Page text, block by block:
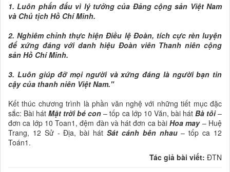
1. Luôn phấn đấu vì lý tưởng của Đảng cộng sản Việt Nam
và Chủ tịch Hồ Chí Minh.
2. Nghiêm chỉnh thực hiện Điều lệ Đoàn, tích cực rèn luyện
để xứng đáng với danh hiệu Đoàn viên Thanh niên cộng
sản Hồ Chí Minh.
3. Luôn giúp đỡ mọi người và xứng đáng là người bạn tin
cậy của thanh niên Việt Nam."
Kết thúc chương trình là phần văn nghệ với những tiết mục đặc
sắc: Bài hátMặt trời bé con – tốp ca lớp 10 Văn, bài hát Bà tôi–
đơn ca lớp 10 Toan1, đệm đàn và hát đơn ca bàiHoa may– Huệ
Trang, 12 Sử - Địa, bài hát Sát cánh bên nhau– tốp ca 12
Toán1.
Tác giả bài viết: ĐTN